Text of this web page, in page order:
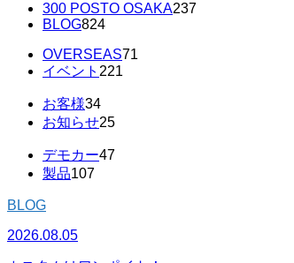
300 POSTO OSAKA237
BLOG824
OVERSEAS71
イベント 221
お客様34
お知らせ25
デモカー47
製品107
BLOG
2026.08.05